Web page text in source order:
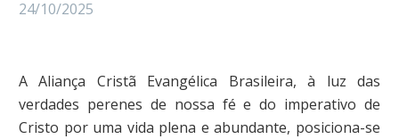
24/10/2025
A Aliança Cristã Evangélica Brasileira, à luz das
verdades perenes de nossa fé e do imperativo de
Cristo por uma vida plena e abundante, posiciona-se